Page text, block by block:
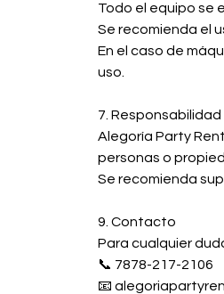
Todo el equipo se
Se recomienda el
En el caso de
uso.
7. Responsabilidad
Alegoría Party
personas o
Se recomienda
9. Contacto
Para cualquier
📞 7878-217-2106
📧